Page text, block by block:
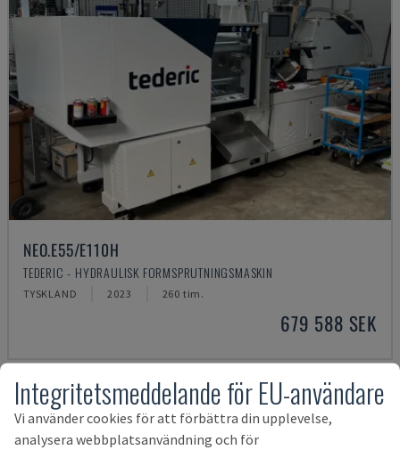
NEO.E55/E110H
TEDERIC - HYDRAULISK FORMSPRUTNINGSMASKIN
TYSKLAND 2023 260 tim.
679 588 SEK
Integritetsmeddelande för EU-användare
Vi använder cookies för att förbättra din upplevelse,
analysera webbplatsanvändning och för